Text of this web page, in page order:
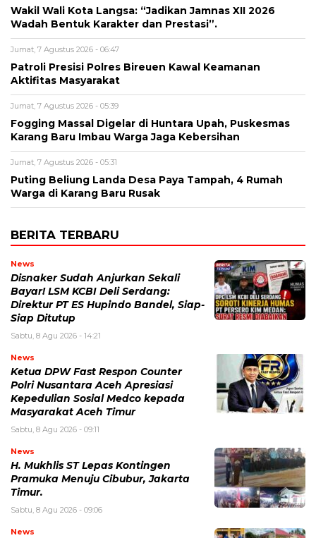
Wakil Wali Kota Langsa: “Jadikan Jamnas XII 2026
Wadah Bentuk Karakter dan Prestasi”.
Jumat, 7 Agustus 2026 - 06:47
Patroli Presisi Polres Bireuen Kawal Keamanan
Aktifitas Masyarakat
Jumat, 7 Agustus 2026 - 05:39
Fogging Massal Digelar di Huntara Upah, Puskesmas
Karang Baru Imbau Warga Jaga Kebersihan
Jumat, 7 Agustus 2026 - 05:31
Puting Beliung Landa Desa Paya Tampah, 4 Rumah
Warga di Karang Baru Rusak
BERITA TERBARU
News
Disnaker Sudah Anjurkan Sekali
Bayar! LSM KCBI Deli Serdang:
Direktur PT ES Hupindo Bandel, Siap-
Siap Ditutup
Sabtu, 8 Agu 2026 - 14:21
News
Ketua DPW Fast Respon Counter
Polri Nusantara Aceh Apresiasi
Kepedulian Sosial Medco kepada
Masyarakat Aceh Timur
Sabtu, 8 Agu 2026 - 09:11
News
H. Mukhlis ST Lepas Kontingen
Pramuka Menuju Cibubur, Jakarta
Timur.
Sabtu, 8 Agu 2026 - 09:06
News